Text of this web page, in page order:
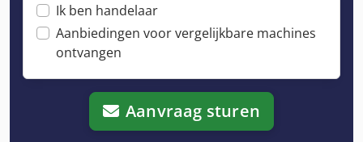
Ik ben handelaar
Aanbiedingen voor vergelijkbare machines
ontvangen
Aanvraag sturen